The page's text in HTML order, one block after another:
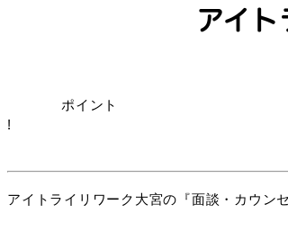
アイ
!
ポイント
アイトライリワーク大宮の『面談・カウン